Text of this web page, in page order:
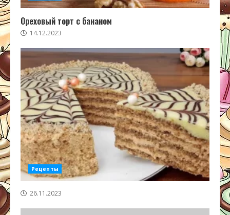
Ореховый торт с бананом
14.12.2023
Рецепты
26.11.2023